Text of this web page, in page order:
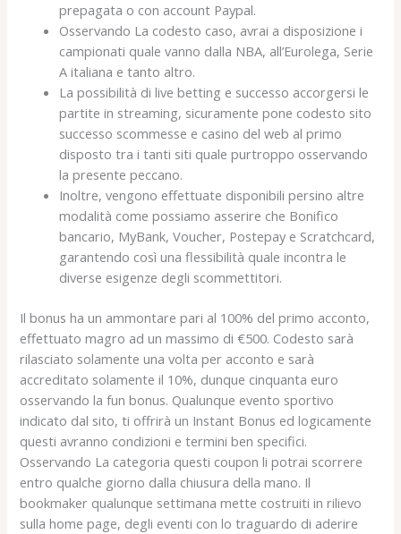
prepagata o con account Paypal.
Osservando La codesto caso, avrai a disposizione i
campionati quale vanno dalla NBA, all’Eurolega, Serie
A italiana e tanto altro.
La possibilità di live betting e successo accorgersi le
partite in streaming, sicuramente pone codesto sito
successo scommesse e casino del web al primo
disposto tra i tanti siti quale purtroppo osservando
la presente peccano.
Inoltre, vengono effettuate disponibili persino altre
modalità come possiamo asserire che Bonifico
bancario, MyBank, Voucher, Postepay e Scratchcard,
garantendo così una flessibilità quale incontra le
diverse esigenze degli scommettitori.
Il bonus ha un ammontare pari al 100% del primo acconto,
effettuato magro ad un massimo di €500. Codesto sarà
rilasciato solamente una volta per acconto e sarà
accreditato solamente il 10%, dunque cinquanta euro
osservando la fun bonus. Qualunque evento sportivo
indicato dal sito, ti offrirà un Instant Bonus ed logicamente
questi avranno condizioni e termini ben specifici.
Osservando La categoria questi coupon li potrai scorrere
entro qualche giorno dalla chiusura della mano. Il
bookmaker qualunque settimana mette costruiti in rilievo
sulla home page, degli eventi con lo traguardo di aderire